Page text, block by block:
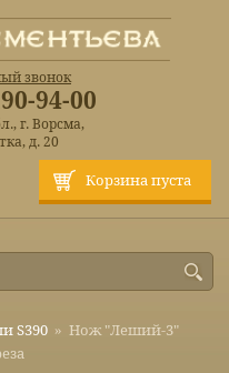
Корзина пуста
звонок
94-00
г. Ворсма,
д. 20
S390 » Нож "Леший-3"